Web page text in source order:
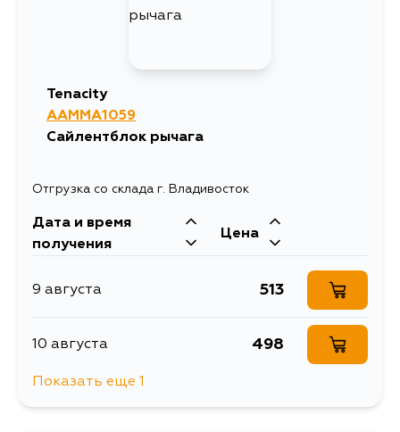
Tenacity
AAMMA1059
Сайлентблок рычага
Отгрузка со склада г. Владивосток
Дата и время
получения
Цена
9 августа 513
10 августа 498
Показать еще 1